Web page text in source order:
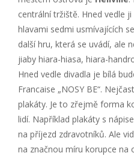
centrální tržiště. Hned vedle
hlavami sedmi usmívajících
další hru, která se uvádí, ale
jiaby hiara-hiasa, hiara-
Hned vedle divadla je bílá
Francaise „NOSY BE“.
plakáty. Je to zřejmě forma
lidí. Například plakáty s
na příjezd zdravotníků. Ale
na značnou míru korupce na